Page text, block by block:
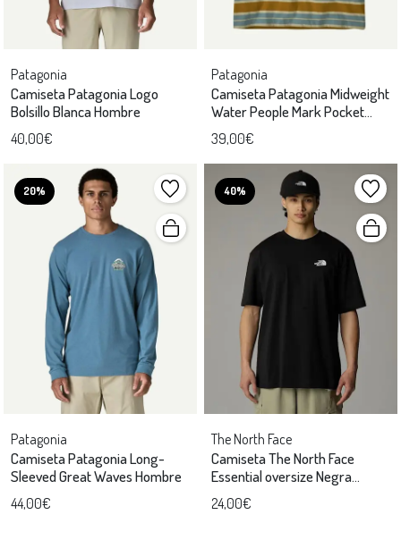
Patagonia
Camiseta Patagonia Logo
Bolsillo Blanca Hombre
40,00€
Patagonia
Camiseta Patagonia Midweight
Water People Mark Pocket
Unisex
39,00€
20%
Patagonia
Camiseta Patagonia Long-
Sleeved Great Waves Hombre
44,00€
40%
The North Face
Camiseta The North Face
Essential oversize Negra
hombre
24,00€